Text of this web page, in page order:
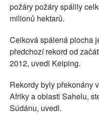
požáry požáry spálily
milionů hektarů.
Celková spálená plocha
předchozí rekord od
2012, uvedl Keiping.
Rekordy byly překonány
Afriky a oblasti Sahelu,
Súdánu, uvedl.